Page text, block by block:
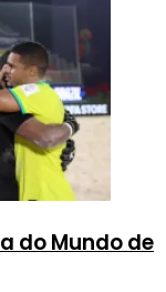
do Mundo de